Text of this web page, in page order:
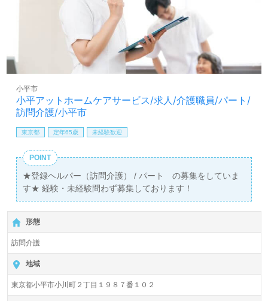
全国の求人ご紹介！医療/福祉業界の正社員/パート求人探
しは【ウィルオブ介護】＊求人情報収集、将来的に検討の
方も遠慮なく＊
LINE、メール、お電話などご希望に応じてお問い合わせ/ご
相談可能です。転職相談、求人紹介、年収交渉など完全無
料サービスをご利用いただけます。＜非公開求人も取扱い
せお待ちしております。
小平アットホームケアサービス/求人/介護職員/パート/
訪問介護/小平市
小平市
東京都 定年65歳 未経験歓迎
POINT
★登録ヘルパー（訪問介護） / パート の募集をしていま
す★ 経験・未経験問わず募集しております！
形態
訪問介護
地域
東京都小平市小川町２丁目１９８７番１０２